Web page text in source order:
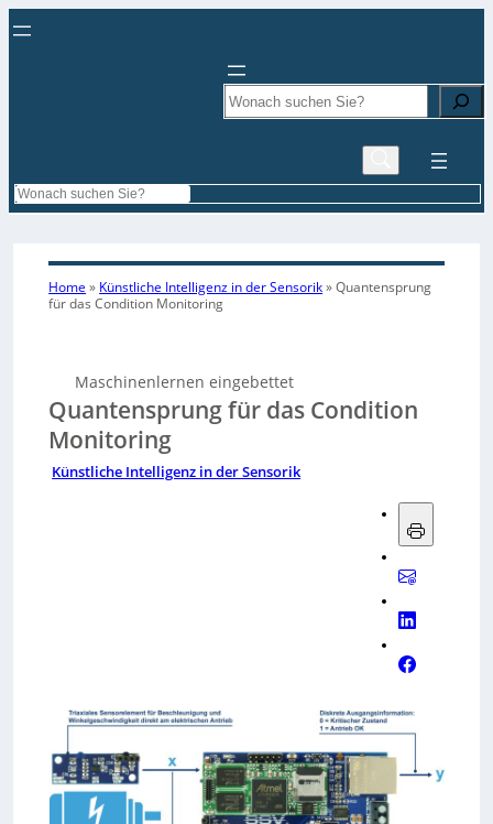
Search
Search
Home » Künstliche Intelligenz in der Sensorik»Quantensprung
für das Condition Monitoring
Maschinenlernen eingebettet
Quantensprung für das Condition
Monitoring
Künstliche Intelligenz in der Sensorik